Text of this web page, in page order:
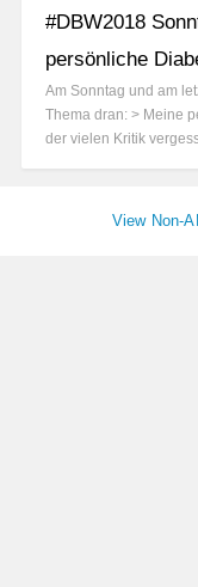
#DBW2018
persönliche
Am Sonntag und am
Thema dran: > Meine
der vielen Kritik
View Non-